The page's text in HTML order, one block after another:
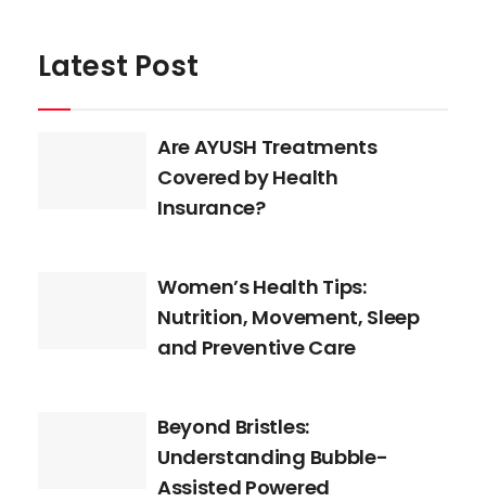
Latest Post
Are AYUSH Treatments
Covered by Health
Insurance?
Women’s Health Tips:
Nutrition, Movement, Sleep
and Preventive Care
Beyond Bristles:
Understanding Bubble-
Assisted Powered